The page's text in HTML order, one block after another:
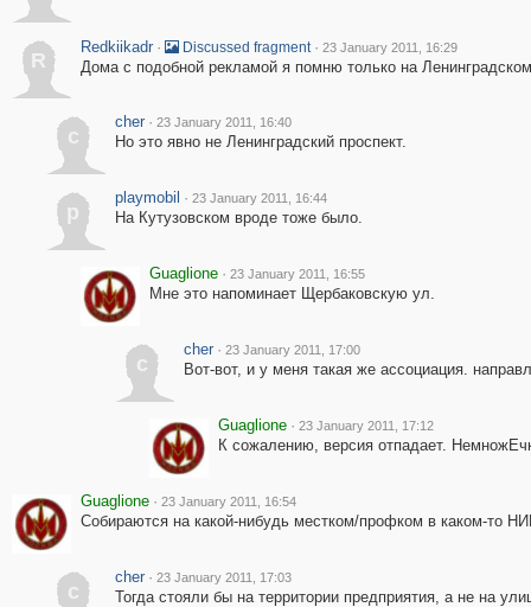
R
Redkiikadr · Discussed fragment · 23 January 2011, 16:29
Дома с подобной рекламой я помню только на
c
cher · 23 January 2011, 16:40
Но это явно не Ленинградский проспект.
p
playmobil · 23 January 2011, 16:44
На Кутузовском вроде тоже было.
Guaglione · 23 January 2011, 16:55
Мне это напоминает Щербаковскую ул.
c
cher · 23 January 2011, 17:00
Вот-вот, и у меня такая же ассоциация.
Guaglione · 23 January 2011, 17:12
К сожалению, версия отпадает.
Guaglione · 23 January 2011, 16:54
Собираются на какой-нибудь местком/профком в каком-то
c
cher · 23 January 2011, 17:03
Тогда стояли бы на территории предприятия, а не на